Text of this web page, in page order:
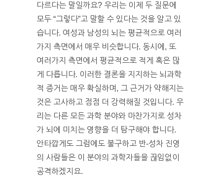
다르다는 말일까요? 우리는 이제 두 질문에
모두 “그렇다”고 말할 수 있다는 것을 알고 있
습니다. 여성과 남성의 뇌는 평균적으로 여러
가지 측면에서 매우 비슷합니다. 동시에, 또
여러가지 측면에서 평균적으로 적게 혹은 많
게 다릅니다. 이러한 결론을 지지하는 뇌과학
적 증거는 매우 확실하며, 그 근거가 약해지는
것은 고사하고 점점 더 강력해질 것입니다. 우
리는 다른 모든 과학 분야와 마찬가지로 성차
가 뇌에 미치는 영향을 더 탐구해야 합니다.
안타깝게도 그럼에도 불구하고 반-성차 진영
의 사람들은 이 분야의 과학자들을 끊임없이
공격하겠지요.